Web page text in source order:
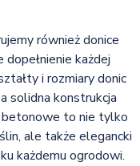
również donice
każdej
i rozmiary donic
solidna konstrukcja
betonowe to nie tylko
ale także elegancki
każdemu ogrodowi.